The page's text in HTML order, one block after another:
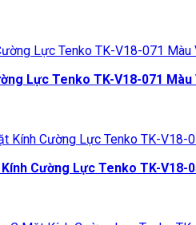
Lực Tenko TK-V18-071
Cường Lực Tenko TK-